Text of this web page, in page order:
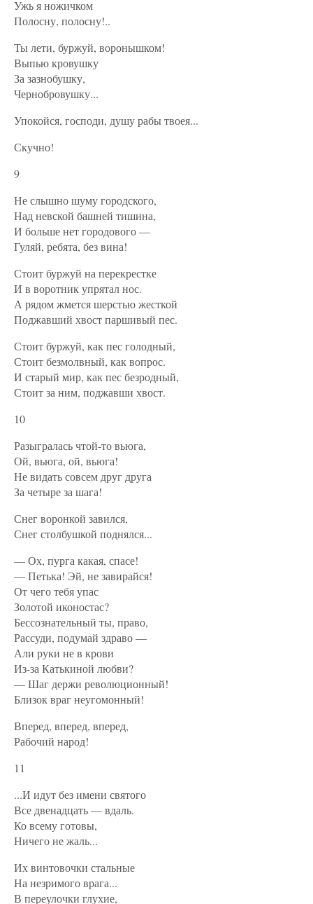
Ужь я ножичком
Полосну, полосну!..
Ты лети, буржуй, воронышком!
Выпью кровушку
За зазнобушку,
Чернобровушку...
Упокойся, господи, душу рабы твоея...
Скучно!
9
Не слышно шуму городского,
Над невской башней тишина,
И больше нет городового —
Гуляй, ребята, без вина!
Стоит буржуй на перекрестке
И в воротник упрятал нос.
А рядом жмется шерстью жесткой
Поджавший хвост паршивый пес.
Стоит буржуй, как пес голодный,
Стоит безмолвный, как вопрос.
И старый мир, как пес безродный,
Стоит за ним, поджавши хвост.
10
Разыгралась чтой-то вьюга,
Ой, вьюга, ой, вьюга!
Не видать совсем друг друга
За четыре за шага!
Снег воронкой завился,
Снег столбушкой поднялся...
— Ох, пурга какая, спасе!
— Петька! Эй, не завирайся!
От чего тебя упас
Золотой иконостас?
Бессознательный ты, право,
Рассуди, подумай здраво —
Али руки не в крови
Из-за Катькиной любви?
— Шаг держи революционный!
Близок враг неугомонный!
Вперед, вперед, вперед,
Рабочий народ!
11
...И идут без имени святого
Все двенадцать — вдаль.
Ко всему готовы,
Ничего не жаль...
Их винтовочки стальные
На незримого врага...
В переулочки глухие,